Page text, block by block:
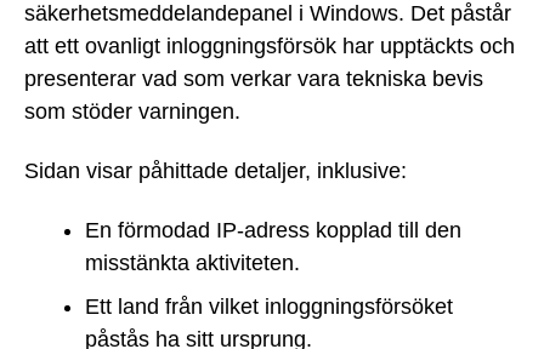
säkerhetsmeddelandepanel i Windows. Det påstår
att ett ovanligt inloggningsförsök har upptäckts och
presenterar vad som verkar vara tekniska bevis
som stöder varningen.
Sidan visar påhittade detaljer, inklusive:
En förmodad IP-adress kopplad till den
misstänkta aktiviteten.
Ett land från vilket inloggningsförsöket
påstås ha sitt ursprung.